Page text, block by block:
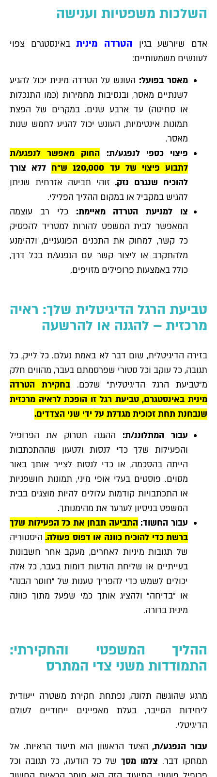
השלכות משפטיות וענישה
אדם שיורשע בגין הטרדה מיניתבאינסטגרם צפוי
לעונשים משמעותיים:
מאסר בפועל: העונש על הטרדה מינית יכול להגיע
לשנתיים מאסר, ובנסיבות מחמירות (כמו התנכלות
או סחיטה) עד ארבע שנים. במקרים של הפצת
תמונות אינטימיות, העונש יכול להגיע לחמש שנות
מאסר.
פיצוי כספי לנפגע/ת:
החוק מאפשר לנפגע/ת
לתבוע פיצוי של עד 120,000 ש"ח
ללא צורך
להוכיח שנגרם נזק.זוהי תביעה אזרחית שניתן
להגיש במקביל או במקום ההליך הפלילי.
צו למניעת הטרדה מאיימת: כלי רב עוצמה
המאפשר לבית המשפט להורות למטריד להפסיק
כל קשר, למחוק את התכנים הפוגעניים, ולהימנע
מלהתקרב או ליצור קשר עם הנפגע/ת בכל דרך,
כולל באמצעות פרופילים מזויפים.
טביעת הרגל הדיגיטלית שלך: ראיה
מרכזית – להגנה או להרשעה
בזירה הדיגיטלית, שום דבר לא באמת נעלם. כל לייק, כל
תגובה, כל עוקב וכל סטורי שפרסמתם בעבר, מהווים חלק
מ"טביעת הרגל הדיגיטלית" שלכם.בחקירת הטרדה
מינית באינסטגרם, טביעת רגל זו הופכת לראיה מרכזית
שנבחנת תחת זכוכית מגדלת על ידי שני הצדדים.
עבור המתלוננ/ת: ההגנה תסרוק את הפרופיל
והפעילות שלך כדי לנסות ולטעון שההתכתבות
הייתה בהסכמה, או כדי לנסות לצייר אותך באור
מסוים. פוסטים בעלי אופי מיני, תמונות חושפניות
או התכתבויות קודמות עלולים להיות מוצגים בבית
המשפט בניסיון לערער את מהימנותך.
עבור החשוד: התביעה תבחן את כל הפעילות שלך
ברשת כדי להוכיח כוונה או דפוס פעולה.היסטוריה
של תגובות מיניות לאחרים, מעקב אחר חשבונות
בעייתיים או שליחת הודעות דומות בעבר, כל אלה
יכולים לשמש כדי להפריך טענות של "חוסר הבנה"
או "בדיחה" ולהציג אותך כמי שפעל מתוך כוונה
מינית ברורה.
ההליך המשפטי והחקירתי:
התמודדות משני צדי המתרס
מרגע שהוגשה תלונה, נפתחת חקירת משטרה ייעודית
ליחידות הסייבר, בעלת מאפיינים ייחודיים לעולם
הדיגיטלי.
עבור הנפגע/ת,הצעד הראשון הוא תיעוד הראיות. אל
תמחקו דבר. צלמו מסך של כל הודעה, כל תגובה וכל